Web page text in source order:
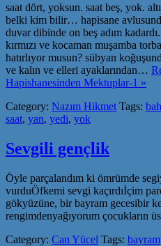
saat dört, yoksun. saat beş, yok.
belki kim bilir… hapisane
duvar dibinde on beş adım
kırmızı ve kocaman muşamba
hatırlıyor musun? sübyan
ve kalın ve elleri ayaklarından…
Hapishanesinden Mektuplar-1 »
Category: Nazım Hikmet Tags:
saat, yan, yedi, yok
Sevgili gençlik
Öyle parçalandım ki ömrümde
vurduÖfkemi sevgi kaçırdıİçim
gökyüzüne, bir bayram gecesibir
rengimdenyağıyorum çocukların
Category: Can Yücel Tags: bayram